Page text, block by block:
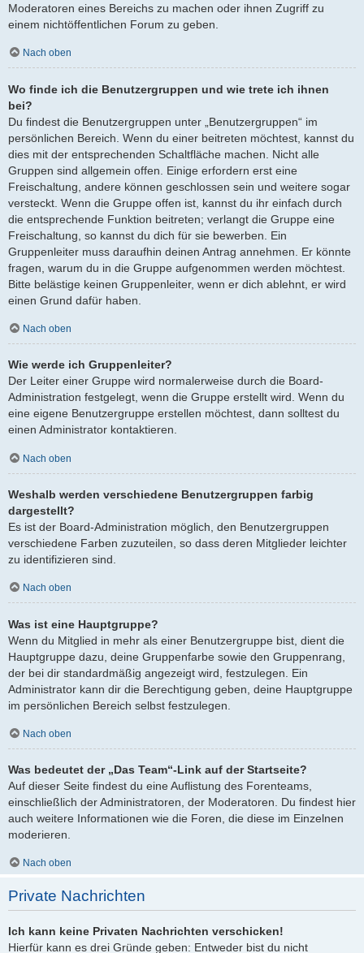
Moderatoren eines Bereichs zu machen oder ihnen Zugriff zu
einem nichtöffentlichen Forum zu geben.
Nach oben
Wo finde ich die Benutzergruppen und wie trete ich ihnen
bei?
Du findest die Benutzergruppen unter „Benutzergruppen“ im
persönlichen Bereich. Wenn du einer beitreten möchtest, kannst du
dies mit der entsprechenden Schaltfläche machen. Nicht alle
Gruppen sind allgemein offen. Einige erfordern erst eine
Freischaltung, andere können geschlossen sein und weitere sogar
versteckt. Wenn die Gruppe offen ist, kannst du ihr einfach durch
die entsprechende Funktion beitreten; verlangt die Gruppe eine
Freischaltung, so kannst du dich für sie bewerben. Ein
Gruppenleiter muss daraufhin deinen Antrag annehmen. Er könnte
fragen, warum du in die Gruppe aufgenommen werden möchtest.
Bitte belästige keinen Gruppenleiter, wenn er dich ablehnt, er wird
einen Grund dafür haben.
Nach oben
Wie werde ich Gruppenleiter?
Der Leiter einer Gruppe wird normalerweise durch die Board-
Administration festgelegt, wenn die Gruppe erstellt wird. Wenn du
eine eigene Benutzergruppe erstellen möchtest, dann solltest du
einen Administrator kontaktieren.
Nach oben
Weshalb werden verschiedene Benutzergruppen farbig
dargestellt?
Es ist der Board-Administration möglich, den Benutzergruppen
verschiedene Farben zuzuteilen, so dass deren Mitglieder leichter
zu identifizieren sind.
Nach oben
Was ist eine Hauptgruppe?
Wenn du Mitglied in mehr als einer Benutzergruppe bist, dient die
Hauptgruppe dazu, deine Gruppenfarbe sowie den Gruppenrang,
der bei dir standardmäßig angezeigt wird, festzulegen. Ein
Administrator kann dir die Berechtigung geben, deine Hauptgruppe
im persönlichen Bereich selbst festzulegen.
Nach oben
Was bedeutet der „Das Team“-Link auf der Startseite?
Auf dieser Seite findest du eine Auflistung des Forenteams,
einschließlich der Administratoren, der Moderatoren. Du findest hier
auch weitere Informationen wie die Foren, die diese im Einzelnen
moderieren.
Nach oben
Private Nachrichten
Ich kann keine Privaten Nachrichten verschicken!
Hierfür kann es drei Gründe geben: Entweder bist du nicht